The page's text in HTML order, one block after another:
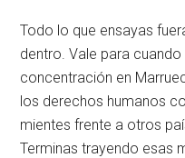
Todo lo que ensayas
dentro. Vale para
concentración en
los derechos humanos
mientes frente a otros
Terminas trayendo esas